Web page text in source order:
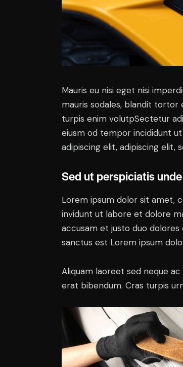
Mauris eu nisi eget nisi
mauris sodales, blandit tortor
turpis enim volutpSectetur
eiusm od tempor incididunt
adipiscing elit, adipiscing elit,
Sed ut perspiciatis
Lorem ipsum dolor sit amet,
invidunt ut labore et dolore
accusam et justo duo
sanctus est Lorem ipsum
Aliquam laoreet sed neque
erat bibendum. Cras turpis